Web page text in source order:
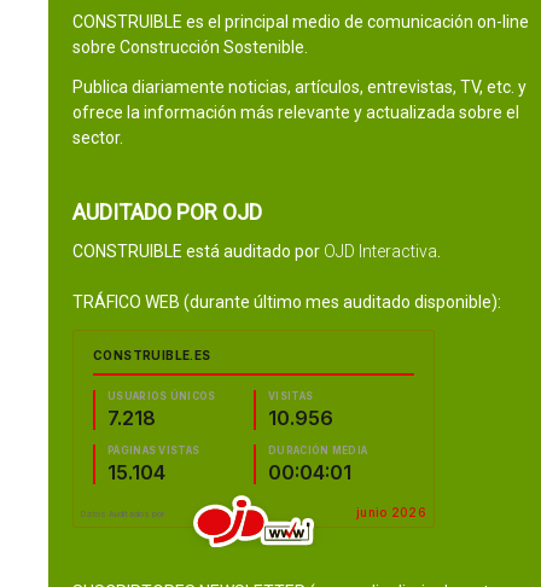
CONSTRUIBLE es el principal medio de comunicación on-line
sobre Construcción Sostenible.
Publica diariamente noticias, artículos, entrevistas, TV, etc. y
ofrece la información más relevante y actualizada sobre el
sector.
AUDITADO POR OJD
CONSTRUIBLE está auditado por OJD Interactiva
TRÁFICO WEB (durante último mes auditado disponible):